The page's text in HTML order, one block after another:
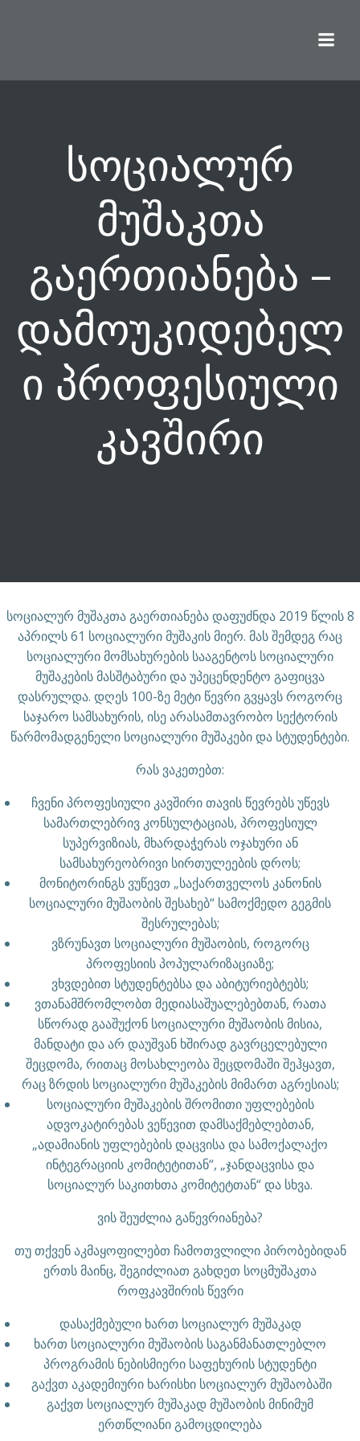
სოციალურ
მუშაკთა
გაერთიანება –
დამოუკიდებელ
ი პროფესიული
კავშირი
სოციალურ მუშაკთა გაერთიანება დაფუძნდა 2019 წლის 8
აპრილს 61 სოციალური მუშაკის მიერ. მას შემდეგ რაც
სოციალური მომსახურების სააგენტოს სოციალური
მუშაკების მასშტაბური და უპეცენდენტო გაფიცვა
დასრულდა. დღეს 100-ზე მეტი წევრი გვყავს როგორც
საჯარო სამსახურის, ისე არასამთავრობო სექტორის
წარმომადგენელი სოციალური მუშაკები და სტუდენტები.
რას ვაკეთებთ:
ჩვენი პროფესიული კავშირი თავის წევრებს უწევს
სამართლებრივ კონსულტაციას, პროფესიულ
სუპერვიზიას, მხარდაჭერას ოჯახური ან
სამსახურეობრივი სირთულეების დროს;
მონიტორინგს ვუწევთ „საქართველოს კანონის
სოციალური მუშაობის შესახებ“ სამოქმედო გეგმის
შესრულებას;
ვზრუნავთ სოციალური მუშაობის, როგორც
პროფესიის პოპულარიზაციაზე;
ვხვდებით სტუდენტებსა და აბიტურიებტებს;
ვთანამშრომლობთ მედიასაშუალებებთან, რათა
სწორად გააშუქონ სოციალური მუშაობის მისია,
მანდატი და არ დაუშვან ხშირად გავრცელებული
შეცდომა, რითაც მოსახლეობა შეცდომაში შეჰყავთ,
რაც ზრდის სოციალური მუშაკების მიმართ აგრესიას;
სოციალური მუშაკების შრომითი უფლებების
ადვოკატირებას ვეწევით დამსაქმებლებთან,
„ადამიანის უფლებების დაცვისა და სამოქალაქო
ინტეგრაციის კომიტეტითან“, „ჯანდაცვისა და
სოციალურ საკითხთა კომიტეტთან“ და სხვა.
ვის შეუძლია გაწევრიანება?
თუ თქვენ აკმაყოფილებთ ჩამოთვლილი პირობებიდან
ერთს მაინც, შეგიძლიათ გახდეთ სოცმუშაკთა
როფკავშირის წევრი
დასაქმებული ხართ სოციალურ მუშაკად
ხართ სოციალური მუშაობის საგანმანათლებლო
პროგრამის ნებისმიერი საფეხურის სტუდენტი
გაქვთ აკადემიური ხარისხი სოციალურ მუშაობაში
გაქვთ სოციალურ მუშაკად მუშაობის მინიმუმ
ერთწლიანი გამოცდილება